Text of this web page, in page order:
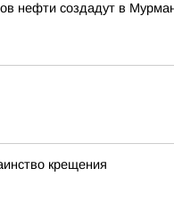
нефти создадут в
крещения